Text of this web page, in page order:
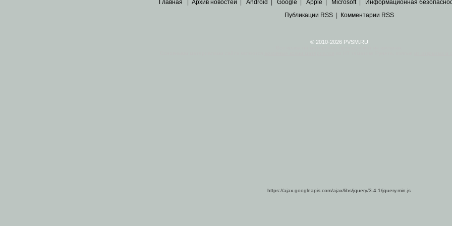
Главная Архив новостей Android Google Apple Microsoft| Информационная
Публикации RSS| Комментарии RSS
© 2010-2026 PVSM.RU
https://ajax.googleapis.com/ajax/libs/jquery/3.4.1/jquery.min.js